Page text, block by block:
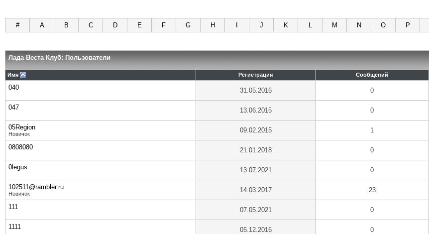
# A B C D E F G H J K L M N O P
Лада Веста Клуб: Пользователи
Имя Регистрация Сообщений
040 31.05.2016 0
047 13.06.2015 0
05Region
Новичок 09.02.2015 1
0808080 21.01.2018 0
0legus 13.07.2021 0
102511@rambler.ru
Новичок 14.03.2017 23
111 07.05.2021 0
1111 05.12.2016 0